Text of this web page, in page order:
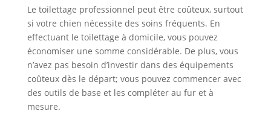
Le toilettage professionnel peut être coûteux, surtout
si votre chien nécessite des soins fréquents. En
effectuant le toilettage à domicile, vous pouvez
économiser une somme considérable. De plus, vous
n’avez pas besoin d’investir dans des équipements
coûteux dès le départ; vous pouvez commencer avec
des outils de base et les compléter au fur et à
mesure.